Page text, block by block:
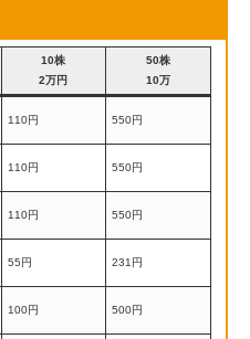
10株
2万円
50株
10万
110円 550円
110円 550円
110円 550円
55円 231円
100円 500円